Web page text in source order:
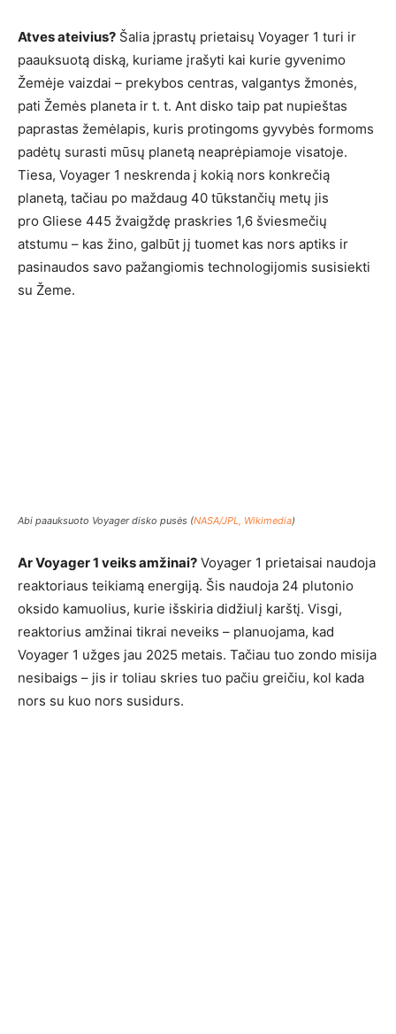
Atves ateivius? Šalia įprastų prietaisų Voyager 1 turi ir
paauksuotą diską, kuriame įrašyti kai kurie gyvenimo
Žemėje vaizdai – prekybos centras, valgantys žmonės,
pati Žemės planeta ir t. t. Ant disko taip pat nupieštas
paprastas žemėlapis, kuris protingoms gyvybės formoms
padėtų surasti mūsų planetą neaprėpiamoje visatoje.
Tiesa, Voyager 1 neskrenda į kokią nors konkrečią
planetą, tačiau po maždaug 40 tūkstančių metų jis
pro Gliese 445 žvaigždę praskries 1,6 šviesmečių
atstumu – kas žino, galbūt jį tuomet kas nors aptiks ir
pasinaudos savo pažangiomis technologijomis susisiekti
su Žeme.
Abi paauksuoto Voyager disko pusės (NASA/JPL, Wikimedia)
Ar Voyager 1 veiks amžinai? Voyager 1 prietaisai naudoja
reaktoriaus teikiamą energiją. Šis naudoja 24 plutonio
oksido kamuolius, kurie išskiria didžiulį karštį. Visgi,
reaktorius amžinai tikrai neveiks – planuojama, kad
Voyager 1 užges jau 2025 metais. Tačiau tuo zondo misija
nesibaigs – jis ir toliau skries tuo pačiu greičiu, kol kada
nors su kuo nors susidurs.